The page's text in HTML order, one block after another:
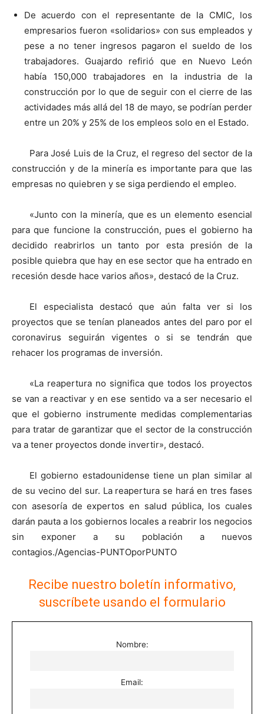
De acuerdo con el representante de la CMIC, los
empresarios fueron «solidarios» con sus empleados y
pese a no tener ingresos pagaron el sueldo de los
trabajadores. Guajardo refirió que en Nuevo León
había 150,000 trabajadores en la industria de la
construcción por lo que de seguir con el cierre de las
actividades más allá del 18 de mayo, se podrían perder
entre un 20% y 25% de los empleos solo en el Estado.
Para José Luis de la Cruz, el regreso del sector de la
construcción y de la minería es importante para que las
empresas no quiebren y se siga perdiendo el empleo.
«Junto con la minería, que es un elemento esencial
para que funcione la construcción, pues el gobierno ha
decidido reabrirlos un tanto por esta presión de la
posible quiebra que hay en ese sector que ha entrado en
recesión desde hace varios años», destacó de la Cruz.
El especialista destacó que aún falta ver si los
proyectos que se tenían planeados antes del paro por el
coronavirus seguirán vigentes o si se tendrán que
rehacer los programas de inversión.
«La reapertura no significa que todos los proyectos
se van a reactivar y en ese sentido va a ser necesario el
que el gobierno instrumente medidas complementarias
para tratar de garantizar que el sector de la construcción
va a tener proyectos donde invertir», destacó.
El gobierno estadounidense tiene un plan similar al
de su vecino del sur. La reapertura se hará en tres fases
con asesoría de expertos en salud pública, los cuales
darán pauta a los gobiernos locales a reabrir los negocios
sin exponer a su población a nuevos
contagios./Agencias-PUNTOporPUNTO
Recibe nuestro boletín informativo,
suscríbete usando el formulario
Nombre:
Email: